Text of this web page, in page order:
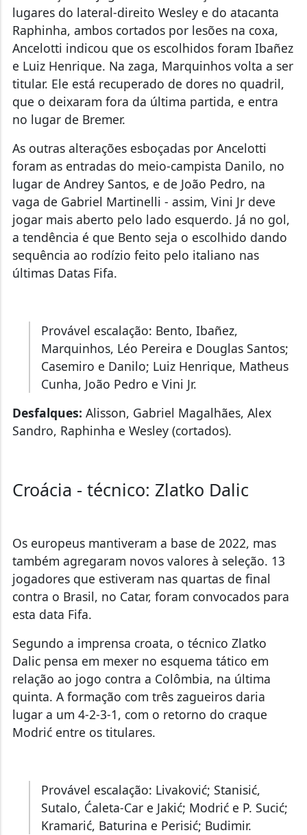
lugares do lateral-direito Wesley e do atacanta
Raphinha, ambos cortados por lesões na coxa,
Ancelotti indicou que os escolhidos foram Ibañez
e Luiz Henrique. Na zaga, Marquinhos volta a ser
titular. Ele está recuperado de dores no quadril,
que o deixaram fora da última partida, e entra
no lugar de Bremer.
As outras alterações esboçadas por Ancelotti
foram as entradas do meio-campista Danilo, no
lugar de Andrey Santos, e de João Pedro, na
vaga de Gabriel Martinelli - assim, Vini Jr deve
jogar mais aberto pelo lado esquerdo. Já no gol,
a tendência é que Bento seja o escolhido dando
sequência ao rodízio feito pelo italiano nas
últimas Datas Fifa.
Provável escalação: Bento, Ibañez,
Marquinhos, Léo Pereira e Douglas Santos;
Casemiro e Danilo; Luiz Henrique, Matheus
Cunha, João Pedro e Vini Jr.
Desfalques: Alisson, Gabriel Magalhães, Alex
Sandro, Raphinha e Wesley (cortados).
Croácia - técnico: Zlatko Dalic
Os europeus mantiveram a base de 2022, mas
também agregaram novos valores à seleção. 13
jogadores que estiveram nas quartas de final
contra o Brasil, no Catar, foram convocados para
esta data Fifa.
Segundo a imprensa croata, o técnico Zlatko
Dalic pensa em mexer no esquema tático em
relação ao jogo contra a Colômbia, na última
quinta. A formação com três zagueiros daria
lugar a um 4-2-3-1, com o retorno do craque
Modrić entre os titulares.
Provável escalação: Livaković; Stanisić,
Sutalo, Ćaleta-Car e Jakić; Modrić e P. Sucić;
Kramarić, Baturina e Perisić; Budimir.